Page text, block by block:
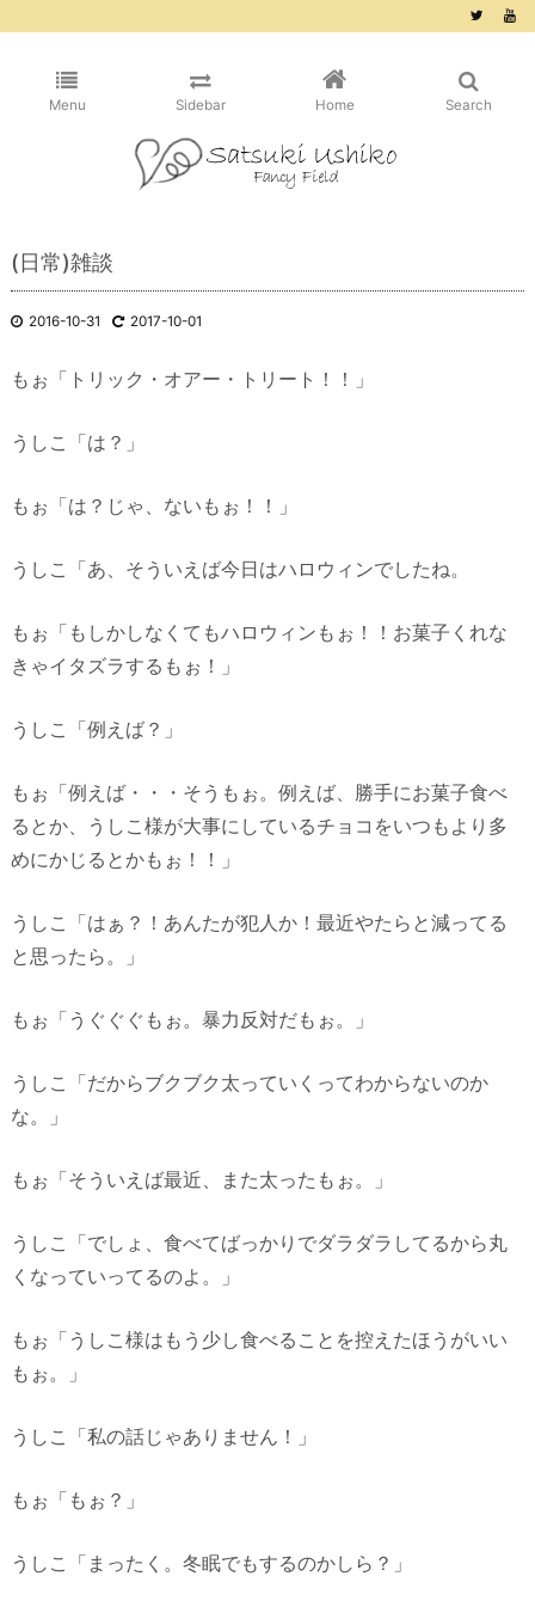
Menu Sidebar Home Search
(日常)雑談
2016-10-31 2017-10-01
もぉ「トリック・オアー・トリート！！」
うしこ「は？」
もぉ「は？じゃ、ないもぉ！！」
うしこ「あ、そういえば今日はハロウィンでしたね。
もぉ「もしかしなくてもハロウィンもぉ！！お菓子くれな
きゃイタズラするもぉ！」
うしこ「例えば？」
もぉ「例えば・・・そうもぉ。例えば、勝手にお菓子食べ
るとか、うしこ様が大事にしているチョコをいつもより多
めにかじるとかもぉ！！」
うしこ「はぁ？！あんたが犯人か！最近やたらと減ってる
と思ったら。」
もぉ「うぐぐぐもぉ。暴力反対だもぉ。」
うしこ「だからブクブク太っていくってわからないのか
な。」
もぉ「そういえば最近、また太ったもぉ。」
うしこ「でしょ、食べてばっかりでダラダラしてるから丸
くなっていってるのよ。」
もぉ「うしこ様はもう少し食べることを控えたほうがいい
もぉ。」
うしこ「私の話じゃありません！」
もぉ「もぉ？」
うしこ「まったく。冬眠でもするのかしら？」